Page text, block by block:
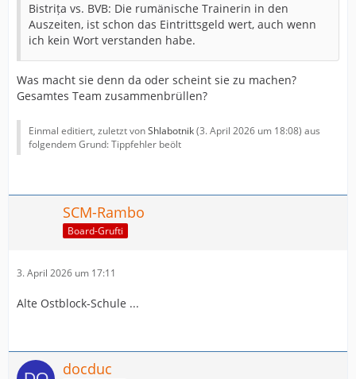
Bistrița vs. BVB: Die rumänische Trainerin in den
Auszeiten, ist schon das Eintrittsgeld wert, auch wenn
ich kein Wort verstanden habe.
Was macht sie denn da oder scheint sie zu machen?
Gesamtes Team zusammenbrüllen?
Einmal editiert, zuletzt vonShlabotnik(3. April 2026 um 18:08) aus
folgendem Grund: Tippfehler beölt
SCM-Rambo
Board-Grufti
3. April 2026 um 17:11
Alte Ostblock-Schule ...
docduc